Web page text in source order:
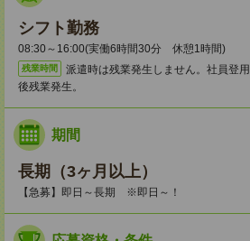
シフト勤務
08:30～16:00(実働6時間30分 休憩1時間)
残業時間
派遣時は残業発生しません。社員登
後残業発生。
期間
長期（3ヶ月以上）
【急募】即日～長期 ※即日～！